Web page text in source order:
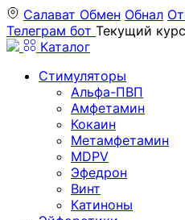
Салават Обмен Обнал
Телеграм бот Текущий
Каталог
Стимуляторы
Альфа-ПВП
Амфетамин
Кокаин
Метамфетамин
MDPV
Эфедрон
Винт
Катиноны